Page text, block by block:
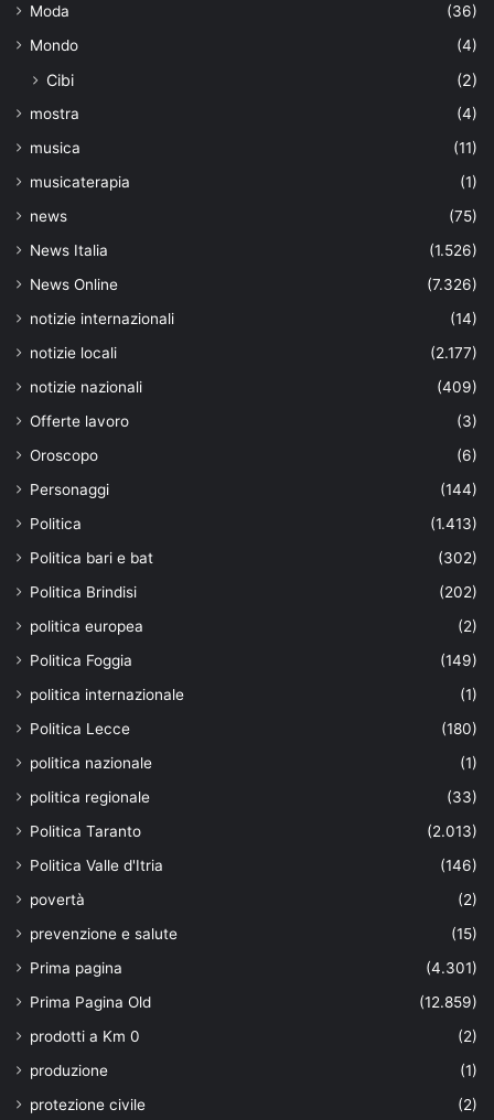
Moda
(36)
Mondo
(4)
Cibi (2)
mostra
(4)
musica
(11)
musicaterapia
(1)
news
(75)
News Italia
(1.526)
News Online
(7.326)
notizie internazionali
(14)
notizie locali
(2.177)
notizie nazionali
(409)
Offerte lavoro
(3)
Oroscopo
(6)
Personaggi
(144)
Politica
(1.413)
Politica bari e bat
(302)
Politica Brindisi
(202)
politica europea
(2)
Politica Foggia
(149)
politica internazionale
(1)
Politica Lecce
(180)
politica nazionale
(1)
politica regionale
(33)
Politica Taranto
(2.013)
Politica Valle d'Itria
(146)
povertà
(2)
prevenzione e salute
(15)
Prima pagina
(4.301)
Prima Pagina Old
(12.859)
prodotti a Km 0
(2)
produzione
(1)
protezione civile
(2)